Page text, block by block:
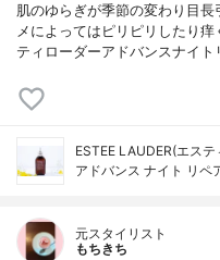
肌のゆらぎが季節の変わり目
メによってはピリピリしたり
ティローダーアドバンスナイ
ESTEE LAUDER(エステ
アドバンス ナイト リペ
元スタイリスト
もちきち